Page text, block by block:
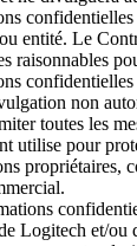
confidentielles
entité. Le
raisonnables
non
toutes les
utilise pour
propriétaires,
Logitech et/ou